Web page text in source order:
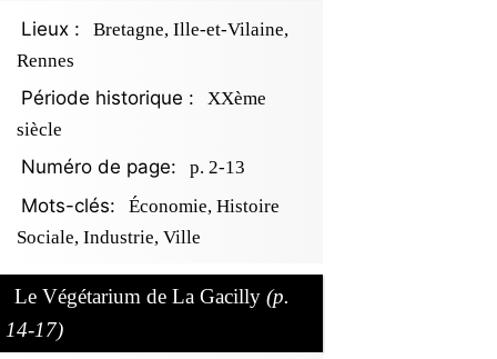
Lieux :
Bretagne, Ille-et-Vilaine,
Rennes
Période historique :
XXème
siècle
Numéro de page: p. 2-13
Mots-clés:
Économie, Histoire
Sociale, Industrie, Ville
Le Végétarium de La Gacilly (p.
14-17)